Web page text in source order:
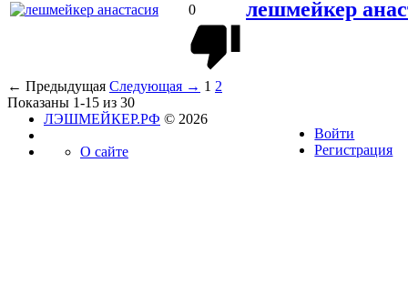
0 лешмейкер
← Предыдущая Следующая → 1 2
Показаны 1-15 из 30
Войти
Регистрация
ЛЭШМЕЙКЕР.РФ © 2026
О сайте